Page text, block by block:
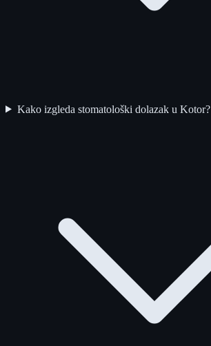
Kako izgleda stomatološki dolazak u Kotor?